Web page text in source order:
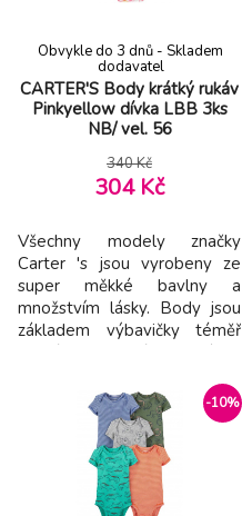
CARTER'S Body krátký rukáv
Pinkyellow dívka LBB 3ks
NB/ vel. 56
Obvykle do 3 dnů - Skladem
dodavatel
340 Kč
304 Kč
Všechny modely značky
Carter 's jsou vyrobeny ze
super měkké bavlny a
množstvím lásky. Body jsou
základem výbavičky téměř
velmi pohodlné na nošení a v
trendy barvách. Vlastnoti: - 3
ks v balení - body má
překryté ramena tzv.
obálkový výstřih - body mají
zpevněný výstřih, aby bez
-10%